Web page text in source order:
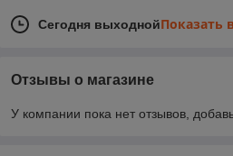
Сегодня выходнойПоказать
Отзывы о магазине
У компании пока нет отзывов,